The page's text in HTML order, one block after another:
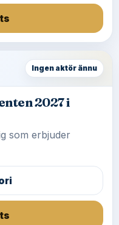
Ingen aktör ännu
2027 i
som erbjuder